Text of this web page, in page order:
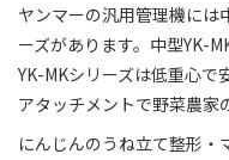
ヤンマーの汎用管理機には
ーズがあります。中型YK-
YK-MKシリーズは低重心で
アタッチメントで野菜農家
にんじんのうね立て整形